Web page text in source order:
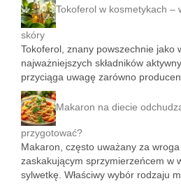
Tokoferol w kosmetykach –
skóry
Tokoferol, znany powszechnie jako
najważniejszych składników
przyciąga uwagę zarówno
Makaron na diecie
przygotować?
Makaron, często uważany za
zaskakującym sprzymierzeńcem w
sylwetkę. Właściwy wybór rodzaju